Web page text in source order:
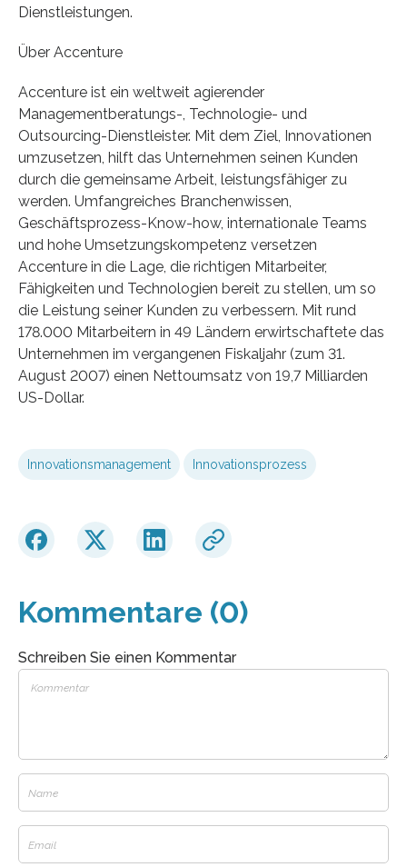
Dienstleistungen.
Über Accenture
Accenture ist ein weltweit agierender
Managementberatungs-, Technologie- und
Outsourcing-Dienstleister. Mit dem Ziel, Innovationen
umzusetzen, hilft das Unternehmen seinen Kunden
durch die gemeinsame Arbeit, leistungsfähiger zu
werden. Umfangreiches Branchenwissen,
Geschäftsprozess-Know-how, internationale Teams
und hohe Umsetzungskompetenz versetzen
Accenture in die Lage, die richtigen Mitarbeiter,
Fähigkeiten und Technologien bereit zu stellen, um so
die Leistung seiner Kunden zu verbessern. Mit rund
178.000 Mitarbeitern in 49 Ländern erwirtschaftete das
Unternehmen im vergangenen Fiskaljahr (zum 31.
August 2007) einen Nettoumsatz von 19,7 Milliarden
US-Dollar.
Innovationsmanagement Innovationsprozess
Kommentare (0)
Schreiben Sie einen Kommentar